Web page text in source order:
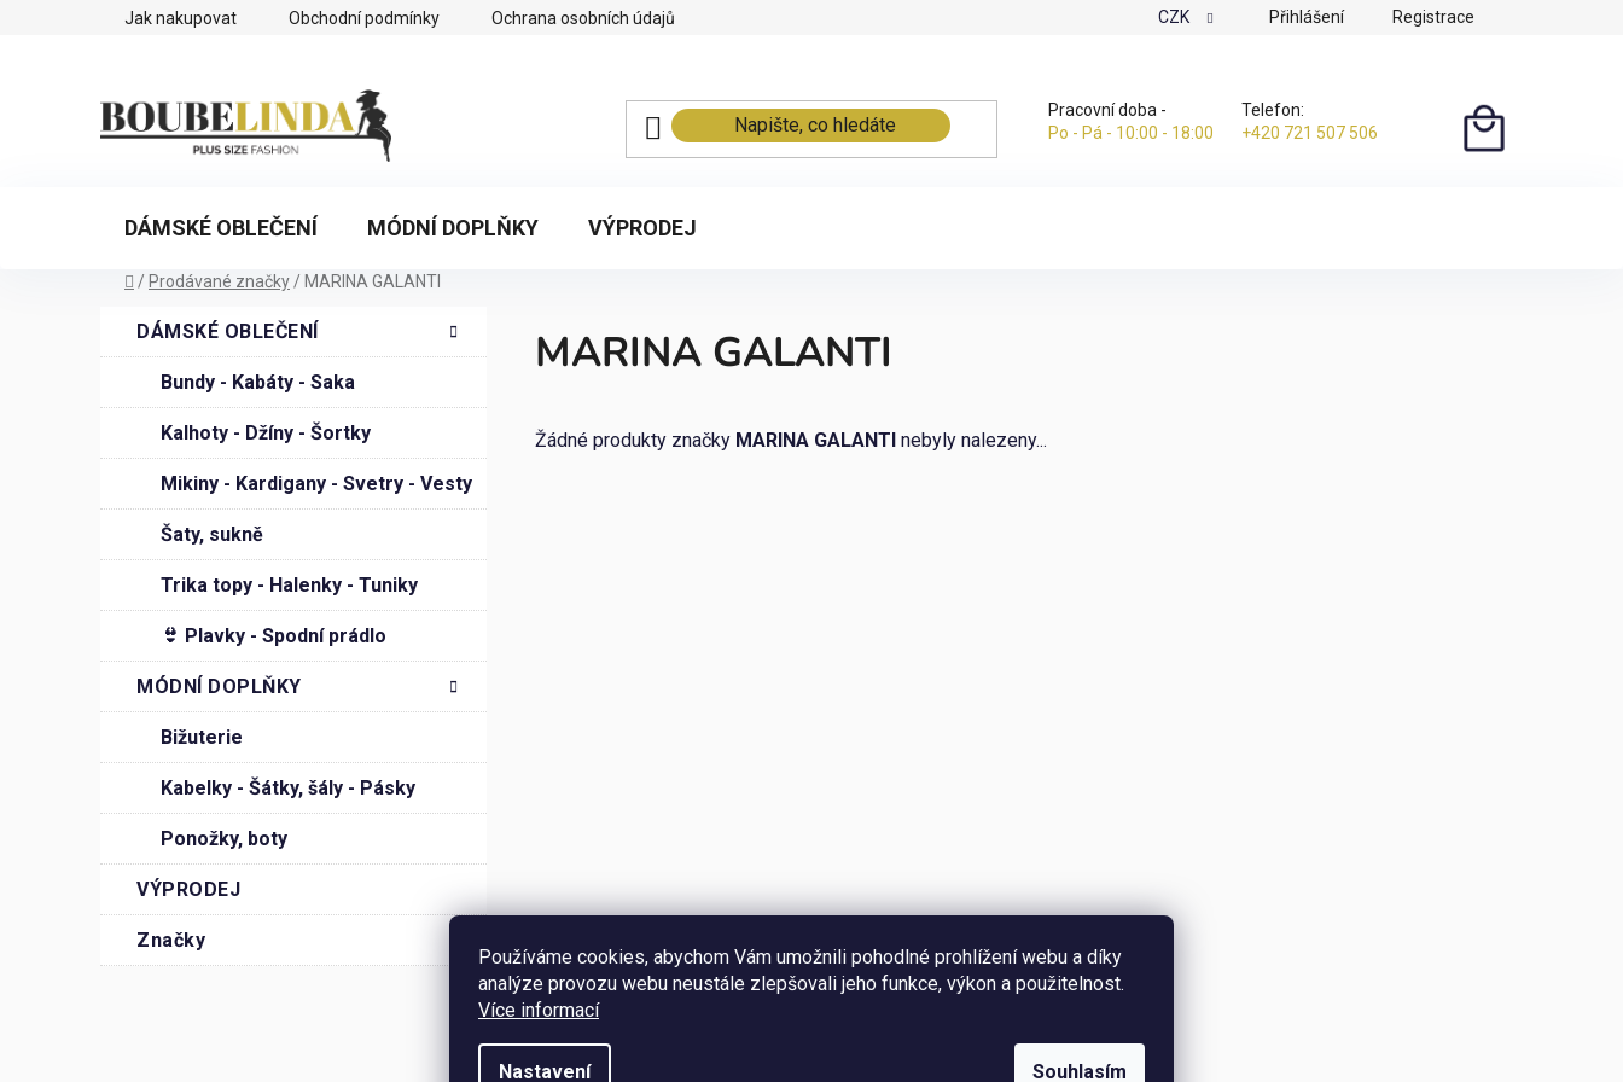
Používáme cookies, abychom Vám umožnili pohodlné prohlížení webu a díky
analýze provozu webu neustále zlepšovali jeho funkce, výkon a použitelnost.
Více informací
Nastavení Souhlasím
Jak nakupovat Obchodní podmínky Ochrana osobních údajů CZK Přihlášení Registrace
Pracovní doba -
Po - Pá - 10:00 - 18:00
Telefon:
+420 721 507 506
NÁKUPNÍ
DÁMSKÉ OBLEČENÍ MÓDNÍ DOPLŇKY VÝPRODEJ
Domů
/ Prodávané značky / MARINA GALANTI
o
t
n
í
p
n
Přeskočit
kategorie
e
o
i
DÁMSKÉ OBLEČENÍ
Bundy - Kabáty - Saka
Kalhoty - Džíny - Šortky
Mikiny - Kardigany - Svetry - Vesty
Šaty, sukně
Trika topy - Halenky - Tuniky
👙 Plavky - Spodní prádlo
MÓDNÍ DOPLŇKY
Bižuterie
Kabelky - Šátky, šály - Pásky
Ponožky, boty
VÝPRODEJ
Značky
MARINA GALANTI
Žádné produkty značky MARINA GALANTI nebyly nalezeny...